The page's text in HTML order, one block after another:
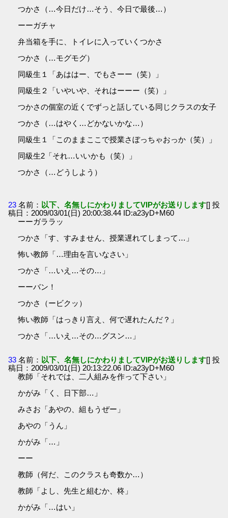
つかさ（…今日だけ…そう、今日で最後…）
ーーガチャ
弁当箱を手に、トイレに入っていくつかさ
つかさ（…モグモグ）
同級生１「あははー、でもさーー（笑）」
同級生２「いやいや、それはーーー（笑）」
つかさの個室の近くでずっと話している同じクラスの女子
つかさ（…はやく…どかないかな…）
同級生１「このままここで授業さぼっちゃおっか（笑）」
同級生2「それ…いいかも（笑）」
つかさ（…どうしよう）
23 名前： 以下、名無しにかわりましてVIPがお送りします[] 投
稿日：2009/03/01(日) 20:00:38.44 ID:a23yD+M60
ーーガララッ
つかさ「す、すみません、授業遅れてしまって…」
怖い教師「…理由を言いなさい」
つかさ「…いえ…その…」
ーーバン！
つかさ（ービクッ）
怖い教師「はっきり言え、何で遅れたんだ？」
つかさ「…いえ…その…グスン…」
33 名前： 以下、名無しにかわりましてVIPがお送りします[] 投
稿日：2009/03/01(日) 20:13:22.06 ID:a23yD+M60
教師「それでは、二人組みを作って下さい」
かがみ「く、日下部…」
みさお「あやの、組もうぜー」
あやの「うん」
かがみ「…」
ーー
教師（何だ、このクラスも奇数か…）
教師「よし、先生と組むか、柊」
かがみ「…はい」